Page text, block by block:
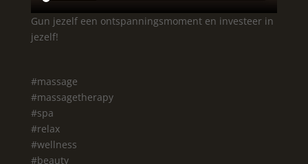
Gun jezelf een ontspanningsmoment en investeer in
jezelf!
#massage
#massagetherapy
#spa
#relax
#wellness
#beauty